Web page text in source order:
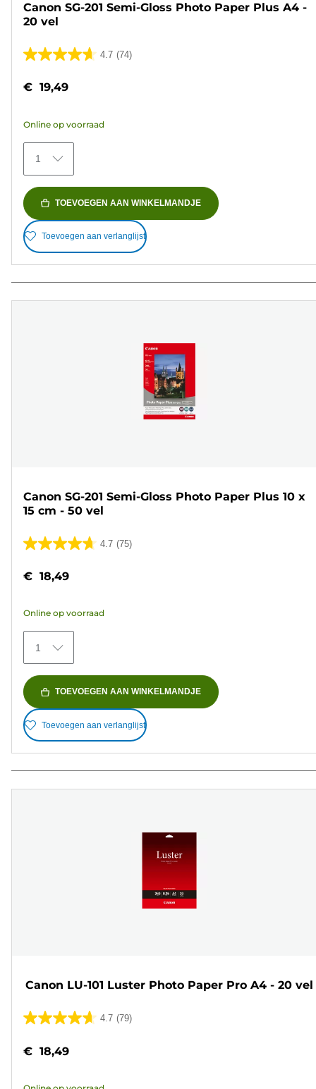
Canon SG-201 Semi-Gloss Photo Paper Plus A4 -
20 vel
4.7 (74)
4.7
de
sterren.
74
beoordelingen
€ 19,49
Online op voorraad
1
TOEVOEGEN AAN WINKELMANDJE
Toevoegen aan verlanglijst
Canon SG-201 Semi-Gloss Photo Paper Plus 10 x
15 cm - 50 vel
4.7 (75)
4.7
de
sterren.
75
beoordelingen
€ 18,49
Online op voorraad
1
TOEVOEGEN AAN WINKELMANDJE
Toevoegen aan verlanglijst
Canon LU-101 Luster Photo Paper Pro A4 - 20 vel
4.7 (79)
4.7
de
€ 18,49